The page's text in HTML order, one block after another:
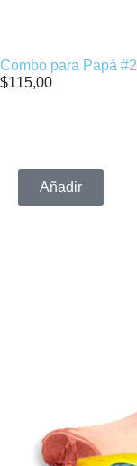
Combo para Papá #2
$115,00
Añadir